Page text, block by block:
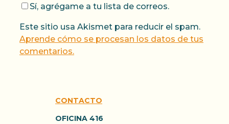
Sí, agrégame a tu lista de correos.
Este sitio usa Akismet para reducir el spam.
Aprende cómo se procesan los datos de tus
comentarios.
CONTACTO
OFICINA 416